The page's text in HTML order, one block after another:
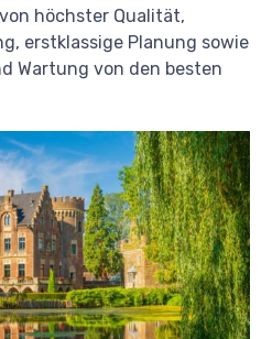
höchster Qualität,
erstklassige Planung sowie
Wartung von den besten